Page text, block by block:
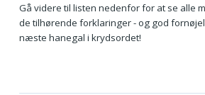
Gå videre til listen nedenfor for at se alle
de tilhørende forklaringer - og god
næste hanegal i krydsordet!